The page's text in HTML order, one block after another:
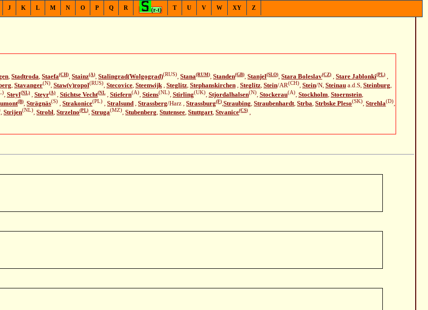
J K L M N O P Q R (r-t) T U V W XY Z
,Stadtroda,Staefa(CH),Stainz(A),Stalingrad(Wolgograd)(RUS),Stana(RUM),Standen(GB),Stanjel(SLO),Stara Boleslav(CZ),Stare Jablonki(PL),
, Stavanger(N), Staw(v)ropol(RUS), Stecovice, Steenwijk, Steglitz, Stephanskirchen, Steglitz, Stein/AR(CH), Stein/N, Steinaua.d.S, Steinburg,
, Steyl(NL), Steyr(A), Stichtse Vecht(NL, Stiefern(A), Stiens(NL), Stirling(UK), Stjordalhalsen(N), Stockerau(A), Stockholm, Stoernstein,
(B),Strägnäs(S) ,Strakonice(PL) ,Stralsund ,Strassberg/Harz ,Strassburg(F),Straubing,Straubenhardt,Strba,Strbske Pleso(SK),Strehla(D),
,Strijen(NL),Strobl,Strzelno(PL),Struga(MZ),Stubenberg,Stutensee,Stuttgart,Stvanice(CS),